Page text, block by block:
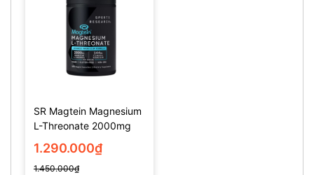
SR Magtein Magnesium
L-Threonate 2000mg
(135 Viên)
1.290.000₫
1.450.000₫